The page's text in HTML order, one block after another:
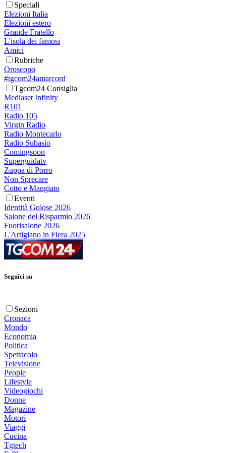
Speciali
Elezioni Italia
Elezioni estero
Grande Fratello
L'isola dei famosi
Amici
Rubriche
Oroscopo
#tgcom24amarcord
Tgcom24 Consiglia
Mediaset Infinity
R101
Radio 105
Virgin Radio
Radio Montecarlo
Radio Subasio
Comingsoon
Superguidatv
Zuppa di Porro
Non Sprecare
Cotto e Mangiato
Eventi
Identità Golose 2026
Salone del Risparmio 2026
Fuorisalone 2026
L'Artigiano in Fiera 2025
Seguici su
Sezioni
Cronaca
Mondo
Economia
Politica
Spettacolo
Televisione
People
Lifestyle
Videogiochi
Donne
Magazine
Motori
Viaggi
Cucina
Tgtech